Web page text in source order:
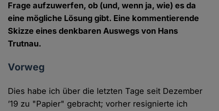
Frage aufzuwerfen, ob (und, wenn ja, wie) es da
eine mögliche Lösung gibt. Eine kommentierende
Skizze eines denkbaren Auswegs von Hans
Trutnau.
Vorweg
Dies habe ich über die letzten Tage seit Dezember
’19 zu "Papier" gebracht; vorher resignierte ich